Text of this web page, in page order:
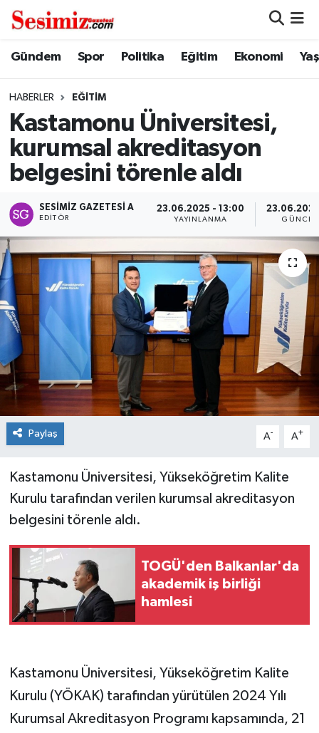
Gündem Spor Politika Eğitim Ekonomi
HABERLER EĞITIM
Kastamonu Üniversitesi,
kurumsal akreditasyon
belgesini törenle aldı
SESIMIZ GAZETESI A
EDITÖR
23.06.2025 - 13:00
YAYINLANMA
Paylaş A- A+
Kastamonu Üniversitesi, Yükseköğretim Kalite
Kurulu tarafından verilen kurumsal akreditasyon
belgesini törenle aldı.
TOGÜ'den Balkanlar'da
akademik iş birliği
hamlesi
Kastamonu Üniversitesi, Yükseköğretim Kalite
Kurulu (YÖKAK) tarafından yürütülen 2024 Yılı
Kurumsal Akreditasyon Programı kapsamında, 21
Dünya
Ekonomi
Genel
Gündem
Magazin
Politika
Sağlık
Spor
Teknoloji
Tokat Haberleri
Nöbetçi Eczaneler
Hava Durumu
Namaz Vakitleri
Trafik Durumu
Süper Lig Puan Durumu ve Fikstür
Tüm Manşetler
Son Dakika Haberleri
Haber Arşivi